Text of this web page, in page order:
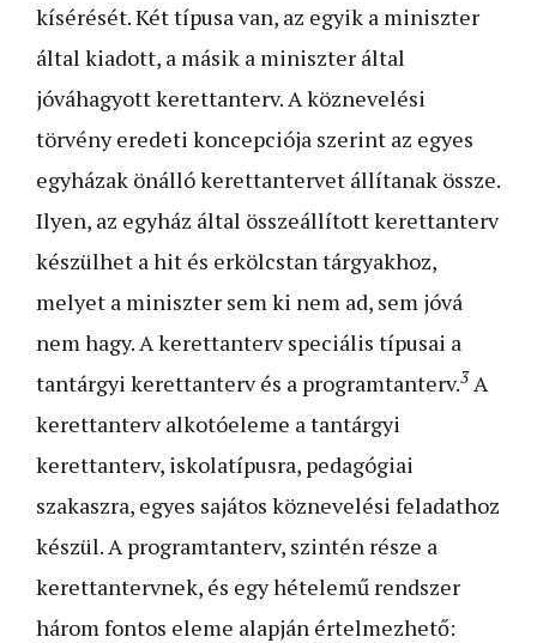
kísérését. Két típusa van, az egyik a miniszter
által kiadott, a másik a miniszter által
jóváhagyott kerettanterv. A köznevelési
törvény eredeti koncepciója szerint az egyes
egyházak önálló kerettantervet állítanak össze.
Ilyen, az egyház által összeállított kerettanterv
készülhet a hit és erkölcstan tárgyakhoz,
melyet a miniszter sem ki nem ad, sem jóvá
nem hagy. A kerettanterv speciális típusai a
tantárgyi kerettanterv és a programtanterv.3 A
kerettanterv alkotóeleme a tantárgyi
kerettanterv, iskolatípusra, pedagógiai
szakaszra, egyes sajátos köznevelési feladathoz
készül. A programtanterv, szintén része a
kerettantervnek, és egy hételemű rendszer
három fontos eleme alapján értelmezhető: